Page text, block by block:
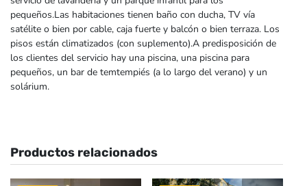
pequeños.Las habitaciones tienen baño con ducha, TV vía
satélite o bien por cable, caja fuerte y balcón o bien terraza. Los
pisos están climatizados (con suplemento).A predisposición de
los clientes del servicio hay una piscina, una piscina para
pequeños, un bar de temtempiés (a lo largo del verano) y un
solárium.
Productos relacionados